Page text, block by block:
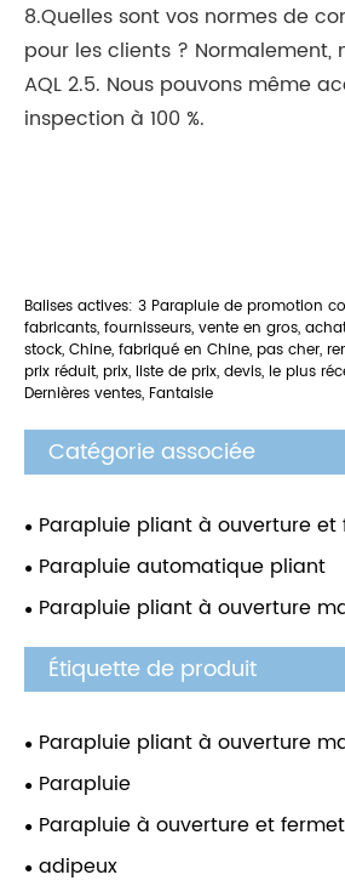
8.Quelles sont vos normes de
pour les clients ? Normalement,
AQL 2.5. Nous pouvons même
inspection à 100 %.
Balises actives: 3 Parapluie de promotion
fabricants, fournisseurs, vente en gros,
stock, Chine, fabriqué en Chine, pas cher,
prix réduit, prix, liste de prix, devis, le plus
Dernières ventes, Fantaisie
Catégorie associée
Parapluie pliant à ouverture et
automatique
Parapluie automatique pliant
Parapluie pliant à ouverture
Étiquette de produit
Parapluie pliant à ouverture
Parapluie
Parapluie à ouverture et
adipeux